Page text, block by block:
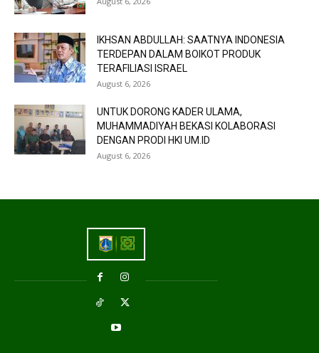
IKHSAN ABDULLAH: SAATNYA INDONESIA
TERDEPAN DALAM BOIKOT PRODUK
TERAFILIASI ISRAEL
August 6, 2026
UNTUK DORONG KADER ULAMA,
MUHAMMADIYAH BEKASI KOLABORASI
DENGAN PRODI HKI UM.ID
August 6, 2026